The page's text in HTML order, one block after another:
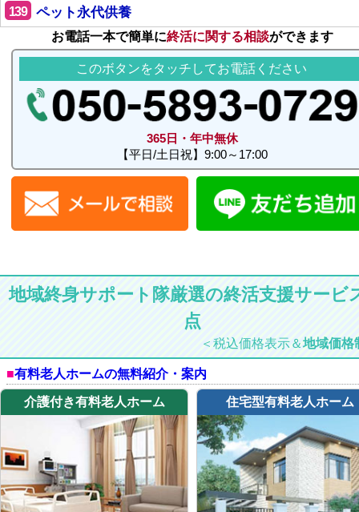
139 ペット永代供養
お電話一本で簡単に終活に関する相談ができます
このボタンをタッチしてお電話ください
365日・年中無休
【平日/土日祝】9:00～17:00
地域終身サポート隊厳選の終活支援サービ
点
＜税込価格表示＆地域価格
有料老人ホームの無料紹介・案内
介護付き有料老人ホーム 住宅型有料老人ホーム